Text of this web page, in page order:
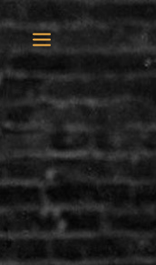
AZIENDA
PRODOTTI
ATTIVITÀ